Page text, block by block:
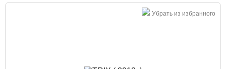
Убрать из избранного